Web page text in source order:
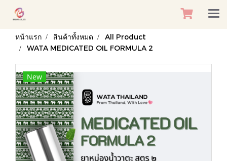
หน้าแรก สินค้าทั้งหมด
All Product
WATA MEDICATED OIL FORMULA 2
New